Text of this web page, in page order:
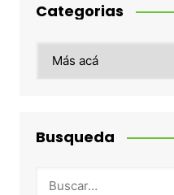
Categorias
Busqueda